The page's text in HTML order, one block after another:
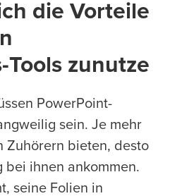
die Vorteile
Tools zunutze
PowerPoint-
sein. Je mehr
Zuhörern bieten, desto
bei ihnen ankommen.
seine Folien in